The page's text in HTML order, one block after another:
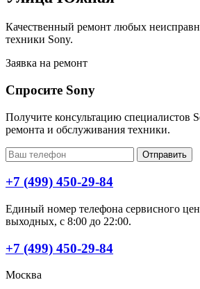
Качественный ремонт любых
техники Sony.
Заявка на ремонт
Спросите Sony
Получите консультацию специалистов
ремонта и обслуживания техники.
Отправить
+7 (499) 450-29-84
Единый номер телефона сервисного
выходных, с 8:00 до 22:00.
+7 (499) 450-29-84
Москва